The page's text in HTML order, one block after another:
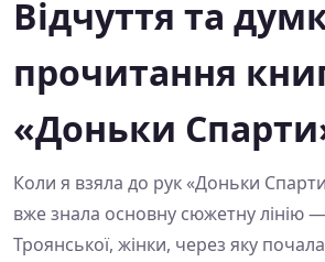
Відчуття та
прочитання
«Доньки
Коли я взяла до рук «Доньки
вже знала основну сюжетну лінію —
Троянської, жінки, через яку